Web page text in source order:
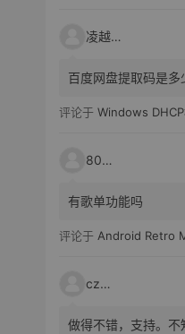
凌越电子
百度网盘提取码是多
评论于 Windows
80521
有歌单功能吗
评论于 Android Retro
czh7
做得不错，支持。